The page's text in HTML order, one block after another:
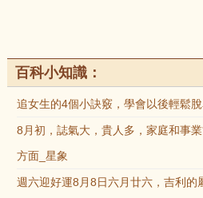
百科小知識：
追女生的4個小訣竅，學會以後輕鬆
8月初，誌氣大，貴人多，家庭和事
方面_星象
週六迎好運8月8日六月廿六，吉利